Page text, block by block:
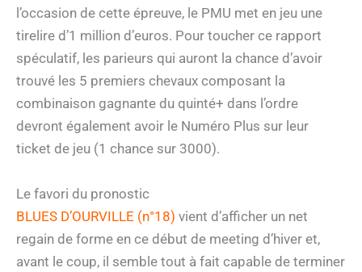
l’occasion de cette épreuve, le PMU met en jeu une
tirelire d’1 million d’euros. Pour toucher ce rapport
spéculatif, les parieurs qui auront la chance d’avoir
trouvé les 5 premiers chevaux composant la
combinaison gagnante du quinté+ dans l’ordre
devront également avoir le Numéro Plus sur leur
ticket de jeu (1 chance sur 3000).
Le favori du pronostic
BLUES D’OURVILLE (n°18) vient d’afficher un net
regain de forme en ce début de meeting d’hiver et,
avant le coup, il semble tout à fait capable de terminer